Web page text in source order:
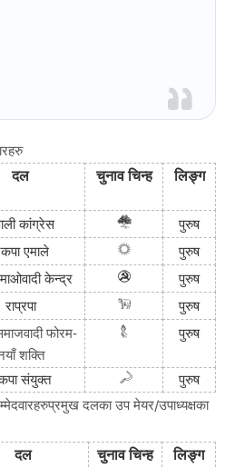
दल चुनाव चिन्ह लिङ्ग
कांग्रेस
पुरुष
एमाले
पुरुष
माओवादी केन्द्र
पुरुष
राप्रपा
पुरुष
फोरम-
शक्ति
पुरुष
संयुक्त पुरुष
दलका उप मेयर/उपाध्यक्षका
दल चुनाव चिन्ह लिङ्ग